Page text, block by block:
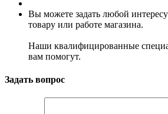
Вы можете задать любой
товару или работе магазина.
Наши квалифицированные
вам помогут.
Задать вопрос